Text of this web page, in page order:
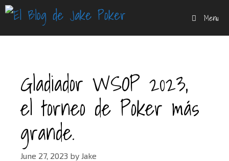
Skip
Menu
Gladiador WSOP 2023,
el torneo de Poker más
grande.
June 27, 2023 by Jake